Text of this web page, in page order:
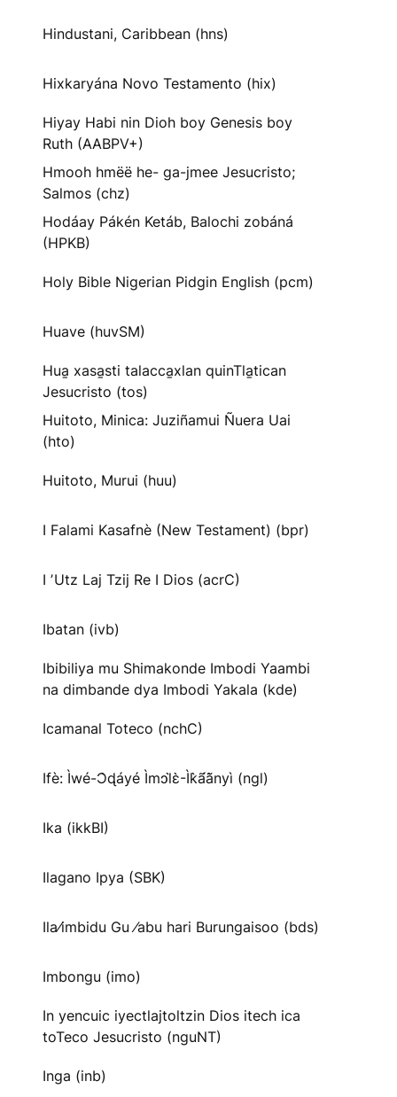
Hindustani, Caribbean (hns)
Hixkaryána Novo Testamento (hix)
Hiyay Habi nin Dioh boy Genesis boy
Ruth (AABPV+)
Hmooh hmëë he- ga-jmee Jesucristo;
Salmos (chz)
Hodáay Pákén Ketáb, Balochi zobáná
(HPKB)
Holy Bible Nigerian Pidgin English (pcm)
Huave (huvSM)
Hua̱ xasa̱sti talacca̱xlan quinTla̱tican
Jesucristo (tos)
Huitoto, Minica: Juziñamui Ñuera Uai
(hto)
Huitoto, Murui (huu)
I Falami Kasafnè (New Testament) (bpr)
I ʼUtz Laj Tzij Re I Dios (acrC)
Ibatan (ivb)
Ibibiliya mu Shimakonde Imbodi Yaambi
na dimbande dya Imbodi Yakala (kde)
Icamanal Toteco (nchC)
Ifè: Ìwé-Ɔ̀ɖáyé Ìmↄl̀ɛ̀-Ìk̀ã́ã̀nyì (ngl)
Ika (ikkBI)
Ilagano Ipya (SBK)
Ila⁄imbidu Gu ⁄abu hari Burungaisoo (bds)
Imbongu (imo)
In yencuic iyectlajtoltzin Dios itech ica
toTeco Jesucristo (nguNT)
Inga (inb)